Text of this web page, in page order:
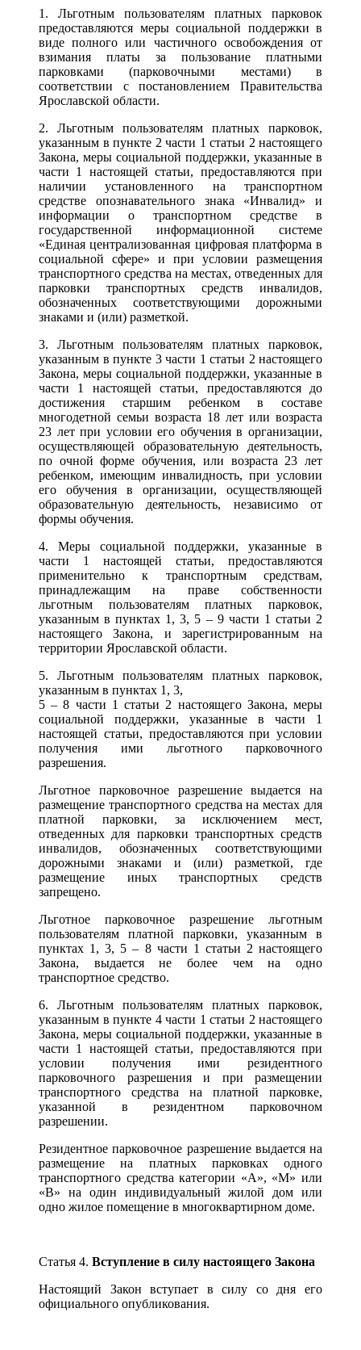
1. Льготным пользователям платных парковок
предоставляются меры социальной поддержки в
виде полного или частичного освобождения от
взимания платы за пользование платными
парковками (парковочными местами) в
соответствии с постановлением Правительства
Ярославской области.
2. Льготным пользователям платных парковок,
указанным в пункте 2 части 1 статьи 2 настоящего
Закона, меры социальной поддержки, указанные в
части 1 настоящей статьи, предоставляются при
наличии установленного на транспортном
средстве опознавательного знака «Инвалид» и
информации о транспортном средстве в
государственной информационной системе
«Единая централизованная цифровая платформа в
социальной сфере» и при условии размещения
транспортного средства на местах, отведенных для
парковки транспортных средств инвалидов,
обозначенных соответствующими дорожными
знаками и (или) разметкой.
3. Льготным пользователям платных парковок,
указанным в пункте 3 части 1 статьи 2 настоящего
Закона, меры социальной поддержки, указанные в
части 1 настоящей статьи, предоставляются до
достижения старшим ребенком в составе
многодетной семьи возраста 18 лет или возраста
23 лет при условии его обучения в организации,
осуществляющей образовательную деятельность,
по очной форме обучения, или возраста 23 лет
ребенком, имеющим инвалидность, при условии
его обучения в организации, осуществляющей
образовательную деятельность, независимо от
формы обучения.
4. Меры социальной поддержки, указанные в
части 1 настоящей статьи, предоставляются
применительно к транспортным средствам,
принадлежащим на праве собственности
льготным пользователям платных парковок,
указанным в пунктах 1, 3, 5 – 9 части 1 статьи 2
настоящего Закона, и зарегистрированным на
территории Ярославской области.
5. Льготным пользователям платных парковок,
указанным в пунктах 1, 3,
5 – 8 части 1 статьи 2 настоящего Закона, меры
социальной поддержки, указанные в части 1
настоящей статьи, предоставляются при условии
получения ими льготного парковочного
разрешения.
Льготное парковочное разрешение выдается на
размещение транспортного средства на местах для
платной парковки, за исключением мест,
отведенных для парковки транспортных средств
инвалидов, обозначенных соответствующими
дорожными знаками и (или) разметкой, где
размещение иных транспортных средств
запрещено.
Льготное парковочное разрешение льготным
пользователям платной парковки, указанным в
пунктах 1, 3, 5 – 8 части 1 статьи 2 настоящего
Закона, выдается не более чем на одно
транспортное средство.
6. Льготным пользователям платных парковок,
указанным в пункте 4 части 1 статьи 2 настоящего
Закона, меры социальной поддержки, указанные в
части 1 настоящей статьи, предоставляются при
условии получения ими резидентного
парковочного разрешения и при размещении
транспортного средства на платной парковке,
указанной в резидентном парковочном
разрешении.
Резидентное парковочное разрешение выдается на
размещение на платных парковках одного
транспортного средства категории «А», «М» или
«В» на один индивидуальный жилой дом или
одно жилое помещение в многоквартирном доме.
Статья 4. Вступление в силу настоящего Закона
Настоящий Закон вступает в силу со дня его
официального опубликования.